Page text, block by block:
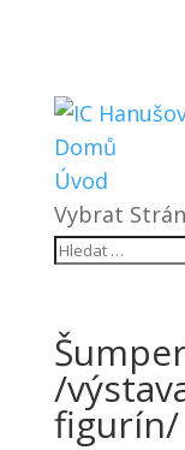
Domů
Úvod
Vybrat
/
figurín/